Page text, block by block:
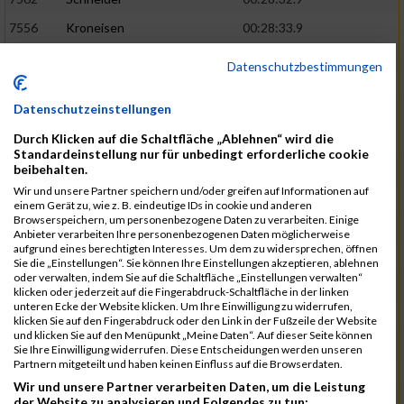
7556
Kroneisen
00:28:33.9
7540
7712
Welter
7670
Hensel
00:29:09.1
7507
Pingen
7730
Planta
00:29:23.6
7641
Heit
00:29:24.1
7682
Klein 00:29:34.6
02:28:48
7732
Samson
00:29:36.6
7544
Faltenbacher
00:29:46.5
7456
Jacobi
00:29:47.1
Lagally
Datenschutzbestimmungen
Datenschutzeinstellungen
Durch Klicken auf die Schaltfläche „Ablehnen“ wird die
Standardeinstellung nur für unbedingt erforderliche cookie
beibehalten.
Wir und unsere Partner speichern und/oder greifen auf Informationen auf
einem Gerät zu, wie z. B. eindeutige IDs in cookie und anderen
Browserspeichern, um personenbezogene Daten zu verarbeiten. Einige
Anbieter verarbeiten Ihre personenbezogenen Daten möglicherweise
aufgrund eines berechtigten Interesses. Um dem zu widersprechen, öffnen
Sie die „Einstellungen“. Sie können Ihre Einstellungen akzeptieren, ablehnen
oder verwalten, indem Sie auf die Schaltfläche „Einstellungen verwalten“
klicken oder jederzeit auf die Fingerabdruck-Schaltfläche in der linken
unteren Ecke der Website klicken. Um Ihre Einwilligung zu widerrufen,
klicken Sie auf den Fingerabdruck oder den Link in der Fußzeile der Website
und klicken Sie auf den Menüpunkt „Meine Daten“. Auf dieser Seite können
Sie Ihre Einwilligung widerrufen. Diese Entscheidungen werden unseren
Partnern mitgeteilt und haben keinen Einfluss auf die Browserdaten.
Wir und unsere Partner verarbeiten Daten, um die Leistung